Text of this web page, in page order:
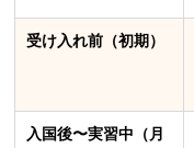
受け入れ前（初期）
入国後〜実習中（月